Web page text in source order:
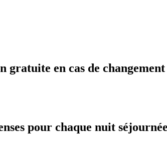
gratuite en cas de
pour chaque nuit séjournée